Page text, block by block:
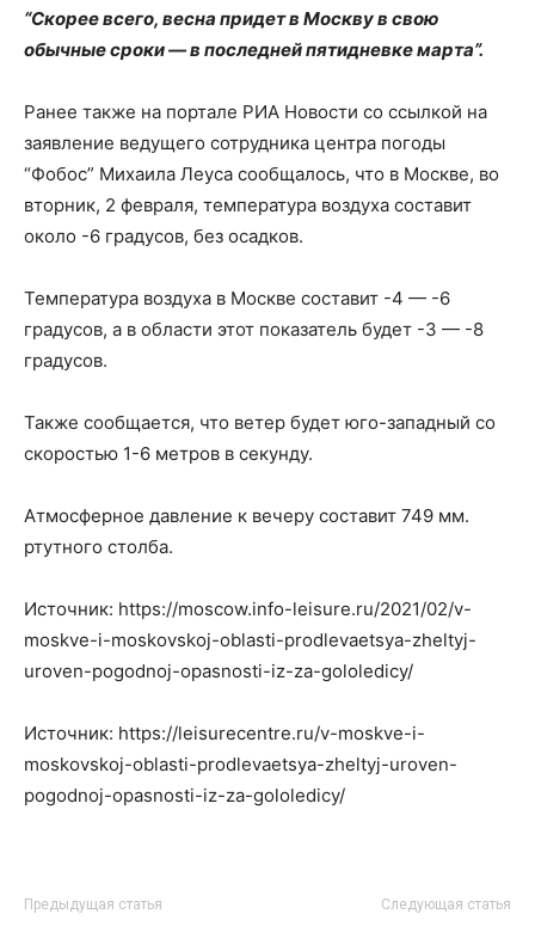
“Скорее всего, весна придет в Москву в свою
обычные сроки — в последней пятидневке марта”.
Ранее также на портале РИА Новости со ссылкой на
заявление ведущего сотрудника центра погоды
“Фобос” Михаила Леуса сообщалось, что в Москве, во
вторник, 2 февраля, температура воздуха составит
около -6 градусов, без осадков.
Температура воздуха в Москве составит -4 — -6
градусов, а в области этот показатель будет -3 — -8
градусов.
Также сообщается, что ветер будет юго-западный со
скоростью 1-6 метров в секунду.
Атмосферное давление к вечеру составит 749 мм.
ртутного столба.
Источник: https://moscow.info-leisure.ru/2021/02/v-
moskve-i-moskovskoj-oblasti-prodlevaetsya-zheltyj-
uroven-pogodnoj-opasnosti-iz-za-gololedicy/
Источник: https://leisurecentre.ru/v-moskve-i-
moskovskoj-oblasti-prodlevaetsya-zheltyj-uroven-
pogodnoj-opasnosti-iz-za-gololedicy/
Предыдущая статья Следующая статья